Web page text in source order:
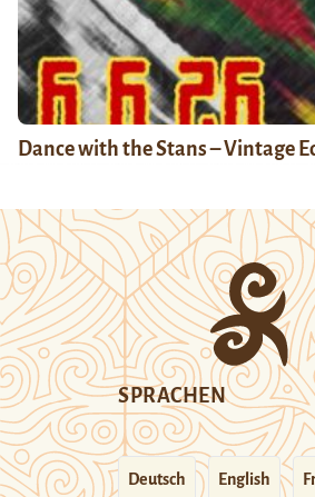
Dance with the Stans – Vintage
SPRACHEN
Deutsch English